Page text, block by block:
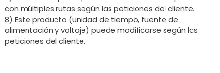
con múltiples rutas según las peticiones del cliente.
8) Este producto (unidad de tiempo, fuente de
alimentación y voltaje) puede modificarse según las
peticiones del cliente.